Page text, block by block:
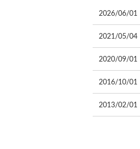
2026/06/01
2021/05/04
2020/09/01
2016/10/01
2013/02/01